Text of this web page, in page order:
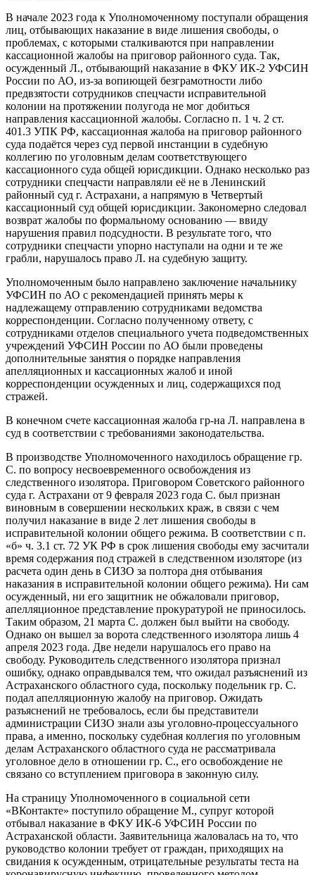
В начале 2023 года к Уполномоченному поступали обращения
лиц, отбывающих наказание в виде лишения свободы, о
проблемах, с которыми сталкиваются при направлении
кассационной жалобы на приговор районного суда. Так,
осужденный Л., отбывающий наказание в ФКУ ИК-2 УФСИН
России по АО, из-за вопиющей безграмотности либо
предвзятости сотрудников спецчасти исправительной
колонии на протяжении полугода не мог добиться
направления кассационной жалобы. Согласно п. 1 ч. 2 ст.
401.3 УПК РФ, кассационная жалоба на приговор районного
суда подаётся через суд первой инстанции в судебную
коллегию по уголовным делам соответствующего
кассационного суда общей юрисдикции. Однако несколько раз
сотрудники спецчасти направляли её не в Ленинский
районный суд г. Астрахани, а напрямую в Четвертый
кассационный суд общей юрисдикции. Закономерно следовал
возврат жалобы по формальному основанию — ввиду
нарушения правил подсудности. В результате того, что
сотрудники спецчасти упорно наступали на одни и те же
грабли, нарушалось право Л. на судебную защиту.
Уполномоченным было направлено заключение начальнику
УФСИН по АО с рекомендацией принять меры к
надлежащему отправлению сотрудниками ведомства
корреспонденции. Согласно полученному ответу, с
сотрудниками отделов специального учета подведомственных
учреждений УФСИН России по АО были проведены
дополнительные занятия о порядке направления
апелляционных и кассационных жалоб и иной
корреспонденции осужденных и лиц, содержащихся под
стражей.
В конечном счете кассационная жалоба гр-на Л. направлена в
суд в соответствии с требованиями законодательства.
В производстве Уполномоченного находилось обращение гр.
С. по вопросу несвоевременного освобождения из
следственного изолятора. Приговором Советского районного
суда г. Астрахани от 9 февраля 2023 года С. был признан
виновным в совершении нескольких краж, в связи с чем
получил наказание в виде 2 лет лишения свободы в
исправительной колонии общего режима. В соответствии с п.
«б» ч. 3.1 ст. 72 УК РФ в срок лишения свободы ему засчитали
время содержания под стражей в следственном изоляторе (из
расчета один день в СИЗО за полтора дня отбывания
наказания в исправительной колонии общего режима). Ни сам
осужденный, ни его защитник не обжаловали приговор,
апелляционное представление прокуратурой не приносилось.
Таким образом, 21 марта С. должен был выйти на свободу.
Однако он вышел за ворота следственного изолятора лишь 4
апреля 2023 года. Две недели нарушалось его право на
свободу. Руководитель следственного изолятора признал
ошибку, однако оправдывался тем, что ожидал разъяснений из
Астраханского областного суда, поскольку подельник гр. С.
подал апелляционную жалобу на приговор. Ожидать
разъяснений не требовалось, если бы представители
администрации СИЗО знали азы уголовно-процессуального
права, а именно, поскольку судебная коллегия по уголовным
делам Астраханского областного суда не рассматривала
уголовное дело в отношении гр. С., его освобождение не
связано со вступлением приговора в законную силу.
На страницу Уполномоченного в социальной сети
«ВКонтакте» поступило обращение М., супруг которой
отбывал наказание в ФКУ ИК-6 УФСИН России по
Астраханской области. Заявительница жаловалась на то, что
руководство колонии требует от граждан, приходящих на
свидания к осужденным, отрицательные результаты теста на